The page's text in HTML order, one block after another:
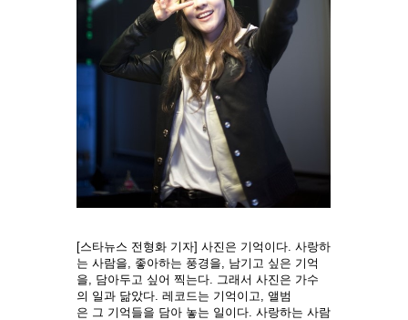
[스타뉴스 전형화 기자] 사진은 기억이다. 사랑하
는 사람을, 좋아하는 풍경을, 남기고 싶은 기억
을, 담아두고 싶어 찍는다. 그래서 사진은 가수
의 일과 닮았다. 레코드는 기억이고, 앨범
은 그 기억들을 담아 놓는 일이다. 사랑하는 사람